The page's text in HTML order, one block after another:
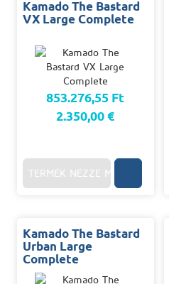
Kamado The Bastard
VX Large Complete
853.276,55 Ft
2.350,00 €
TERMÉK NÉZZE MEG
Kamado The Bastard
Urban Large
Complete